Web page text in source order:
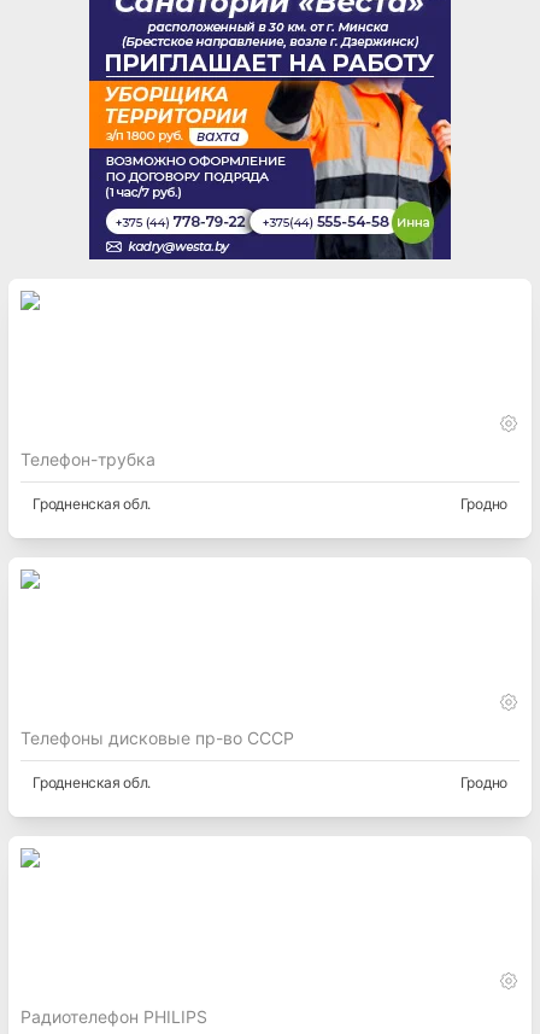
Телефон-трубка
Гродненская обл. Гродно
Телефоны дисковые пр-во СССР
Гродненская обл. Гродно
Радиотелефон PHILIPS